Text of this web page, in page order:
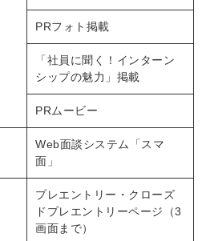
PRフォト掲載
「社員に聞く！インターン
シップの魅力」掲載
PRムービー
Web面談システム「スマ
面」
プレエントリー・クローズ
ドプレエントリーページ（3
画面まで）
メールアドレス
同意のうえ
登録する